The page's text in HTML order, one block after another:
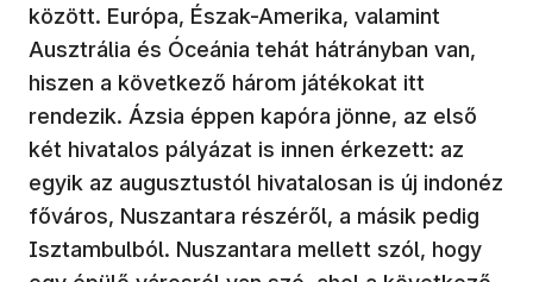
között. Európa, Észak-Amerika, valamint
Ausztrália és Óceánia tehát hátrányban van,
hiszen a következő három játékokat itt
rendezik. Ázsia éppen kapóra jönne, az első
két hivatalos pályázat is innen érkezett: az
egyik az augusztustól hivatalosan is új indonéz
főváros, Nuszantara részéről, a másik pedig
Isztambulból. Nuszantara mellett szól, hogy